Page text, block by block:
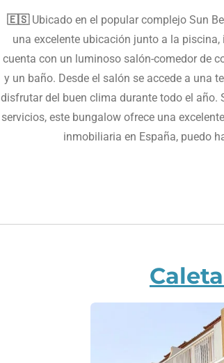
🇪🇸 Ubicado en el popular complejo Sun
una excelente ubicación junto a la
cuenta con un luminoso salón-comedor de
y un baño. Desde el salón se accede a una
disfrutar del buen clima durante todo el año.
servicios, este bungalow ofrece una
inmobiliaria en España, puedo